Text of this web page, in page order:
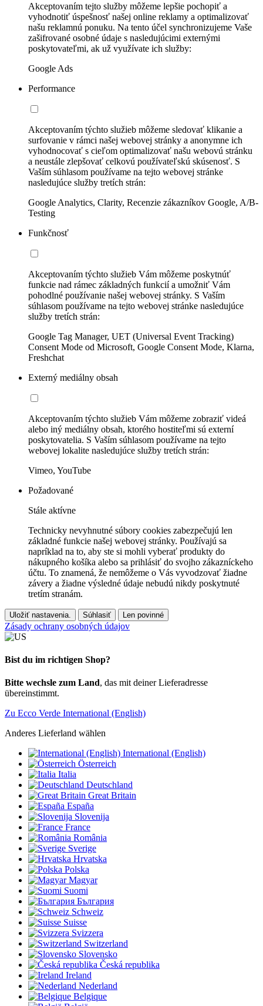
Akceptovaním tejto služby môžeme lepšie pochopiť a
vyhodnotiť úspešnosť našej online reklamy a optimalizovať
našu reklamnú ponuku. Na tento účel synchronizujeme Vaše
zašifrované osobné údaje s nasledujúcimi externými
poskytovateľmi, ak už využívate ich služby:
Google Ads
Performance
Akceptovaním týchto služieb môžeme sledovať klikanie a
surfovanie v rámci našej webovej stránky a anonymne ich
vyhodnocovať s cieľom optimalizovať našu webovú stránku
a neustále zlepšovať celkovú používateľskú skúsenosť. S
Vaším súhlasom používame na tejto webovej stránke
nasledujúce služby tretích strán:
Google Analytics, Clarity, Recenzie zákazníkov Google, A/B-
Testing
Funkčnosť
Akceptovaním týchto služieb Vám môžeme poskytnúť
funkcie nad rámec základných funkcií a umožniť Vám
pohodlné používanie našej webovej stránky. S Vaším
súhlasom používame na tejto webovej stránke nasledujúce
služby tretích strán:
Google Tag Manager, UET (Universal Event Tracking)
Consent Mode od Microsoft, Google Consent Mode, Klarna,
Freshchat
Externý mediálny obsah
Akceptovaním týchto služieb Vám môžeme zobraziť videá
alebo iný mediálny obsah, ktorého hostiteľmi sú externí
poskytovatelia. S Vaším súhlasom používame na tejto
webovej lokalite nasledujúce služby tretích strán:
Vimeo, YouTube
Požadované
Stále aktívne
Technicky nevyhnutné súbory cookies zabezpečujú len
základné funkcie našej webovej stránky. Používajú sa
napríklad na to, aby ste si mohli vyberať produkty do
nákupného košíka alebo sa prihlásiť do svojho zákazníckeho
účtu. To znamená, že nemôžeme o Vás vyvodzovať žiadne
závery a žiadne výsledné údaje nebudú nikdy poskytnuté
tretím stranám.
Uložiť nastavenia. Súhlasiť Len povinné
Zásady ochrany osobných údajov
Bist du im richtigen Shop?
Bitte wechsle zum Land, das mit deiner Lieferadresse
übereinstimmt.
Zu Ecco Verde International (English)
Anderes Lieferland wählen
International (English)
Österreich
Italia
Deutschland
Great Britain
España
Slovenija
France
România
Sverige
Hrvatska
Polska
Magyar
Suomi
България
Schweiz
Suisse
Svizzera
Switzerland
Slovensko
Česká republika
Ireland
Nederland
Belgique